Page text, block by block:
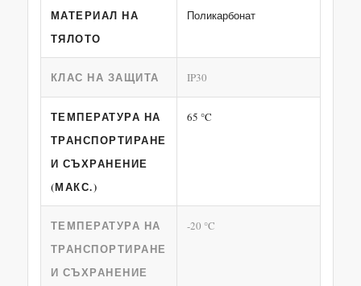
МАТЕРИАЛ НА
ТЯЛОТО
Поликарбонат
КЛАС НА ЗАЩИТА IP30
ТЕМПЕРАТУРА НА
ТРАНСПОРТИРАНЕ
И СЪХРАНЕНИЕ
(МАКС.)
65 °C
ТЕМПЕРАТУРА НА
ТРАНСПОРТИРАНЕ
И СЪХРАНЕНИЕ
-20 °C